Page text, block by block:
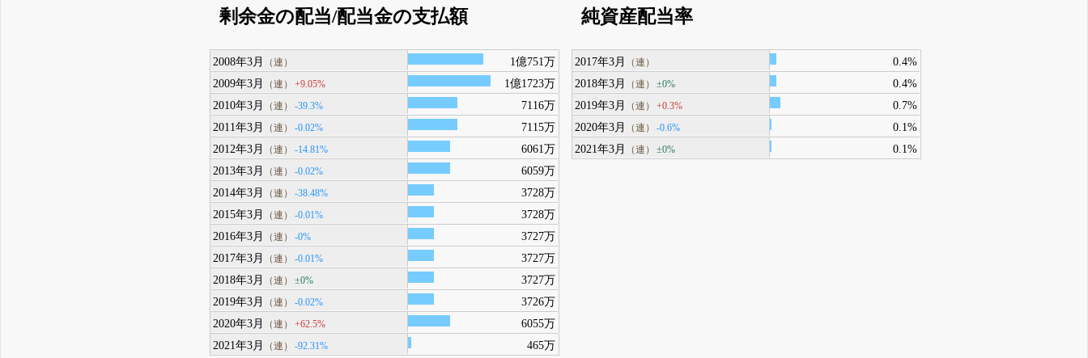
剰余金の配当/配当金の支払額
2008年3月 （連）
1億751万
2009年3月
（連） +9.05%
1億1723万
2010年3月
（連） -39.3%
7116万
2011年3月
（連） -0.02%
7115万
2012年3月
（連） -14.81%
6061万
2013年3月
（連） -0.02%
6059万
2014年3月
（連） -38.48%
3728万
2015年3月
（連） -0.01%
3728万
2016年3月
（連） -0%
3727万
2017年3月
（連） -0.01%
3727万
2018年3月
（連） ±0%
3727万
2019年3月
（連） -0.02%
3726万
2020年3月
（連） +62.5%
6055万
2021年3月
（連） -92.31% 465万
純資産配当率
2017年3月 （連）
0.4%
2018年3月
（連） ±0%
0.4%
2019年3月
（連） +0.3%
0.7%
2020年3月
（連） -0.6%
0.1%
2021年3月
（連） ±0% 0.1%